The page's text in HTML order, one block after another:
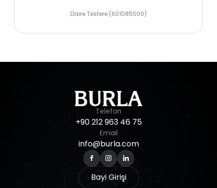
Daire Testere (601085000)
Telefon
+90212963 46 75
Email
info@burla.com
Bayi Girişi